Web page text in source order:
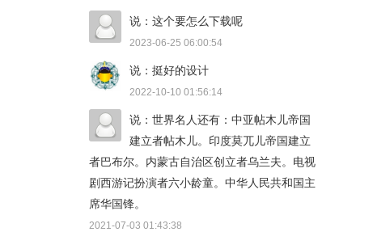
说：这个要怎么下载呢
2023-06-25 06:00:54
说：挺好的设计
2022-10-10 01:56:14
说：世界名人还有：中亚帖木儿帝国
建立者帖木儿。印度莫兀儿帝国建立
者巴布尔。内蒙古自治区创立者乌兰夫。电视
剧西游记扮演者六小龄童。中华人民共和国主
席华国锋。
2021-07-03 01:43:38